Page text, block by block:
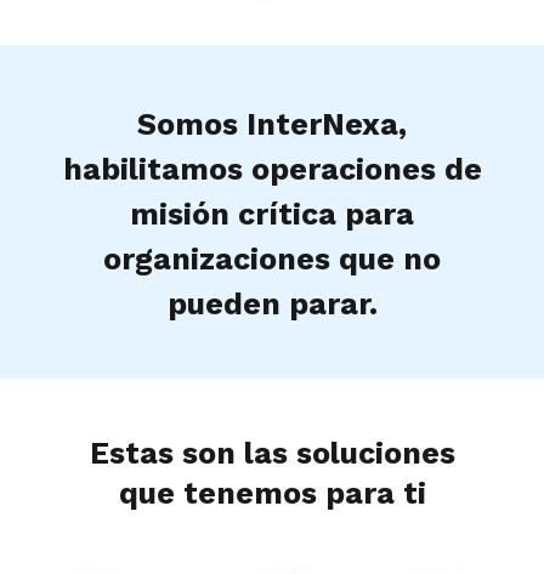
Somos InterNexa,
habilitamos operaciones de
misión crítica para
organizaciones que no
pueden parar.
Estas son las soluciones
que tenemos para ti